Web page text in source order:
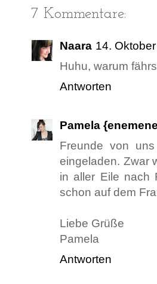
7 Kommentare:
Naara 14.
Huhu, warum
Antworten
Pamela
Freunde von
eingeladen. Zwar
in aller Eile nach
schon auf dem
Liebe Grüße
Pamela
Antworten